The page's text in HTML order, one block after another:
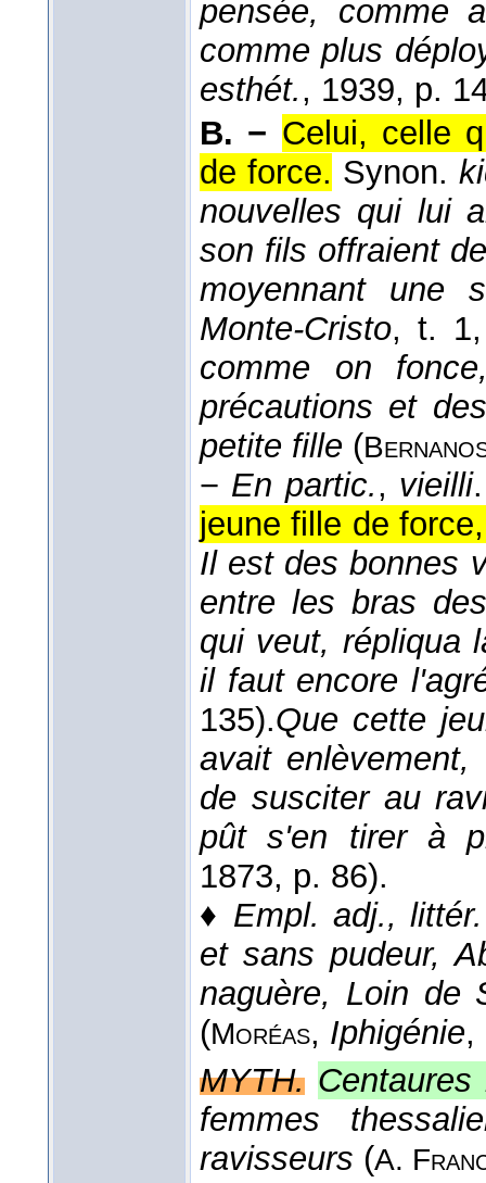
pensée, comme
comme plus
esthét., 1939, p.
B. − Celui, celle
de force. Synon.
nouvelles qui lui
son fils offraient
moyennant une
Monte-Cristo, t. 1
comme on
précautions et
petite fille (
− En partic., vieilli.
jeune fille de
Il est des bonnes
entre les bras
qui veut, répliqua
il faut encore
135).Que cette
avait
de susciter au
pût s'en tirer à
1873, p. 86).
♦ Empl. adj., littér.
et sans pudeur,
naguère, Loin de
(Moréas, Iphigénie,
MYTH. Centaures
femmes
ravisseurs (A.